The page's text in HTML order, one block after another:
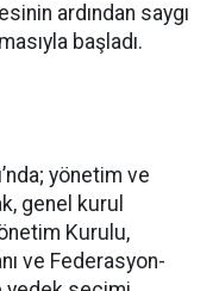
ardından saygı
başladı.
yönetim ve
genel kurul
Kurulu,
ve Federasyon-